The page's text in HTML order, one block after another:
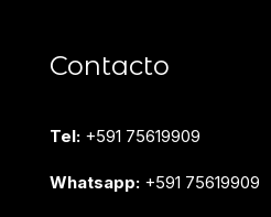
Contacto
Tel: +591 75619909
Whatsapp: +591 75619909